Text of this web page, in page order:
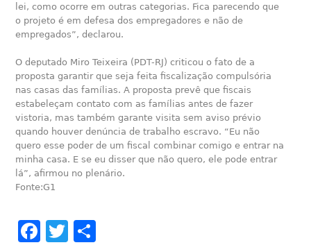
lei, como ocorre em outras categorias. Fica parecendo que
o projeto é em defesa dos empregadores e não de
empregados”, declarou.
O deputado Miro Teixeira (PDT-RJ) criticou o fato de a
proposta garantir que seja feita fiscalização compulsória
nas casas das famílias. A proposta prevê que fiscais
estabeleçam contato com as famílias antes de fazer
vistoria, mas também garante visita sem aviso prévio
quando houver denúncia de trabalho escravo. “Eu não
quero esse poder de um fiscal combinar comigo e entrar na
minha casa. E se eu disser que não quero, ele pode entrar
lá”, afirmou no plenário.
Fonte:G1
Facebook
Twitter